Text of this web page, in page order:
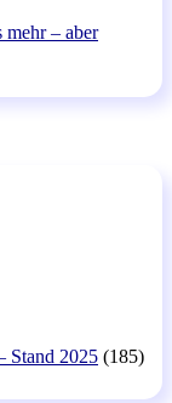
mehr – aber
Stand 2025 (185)